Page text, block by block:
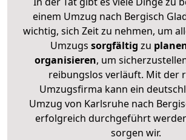
einem Umzug nach Bergisch
wichtig, sich Zeit zu nehmen, um
Umzugs sorgfältig zu
organisieren, um
reibungslos verläuft. Mit der
Umzugsfirma kann ein
Umzug von Karlsruhe nach
erfolgreich durchgeführt
sorgen wir.